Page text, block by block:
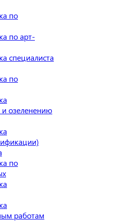
по
по арт-
специалиста
по
и озеленению
по
работам